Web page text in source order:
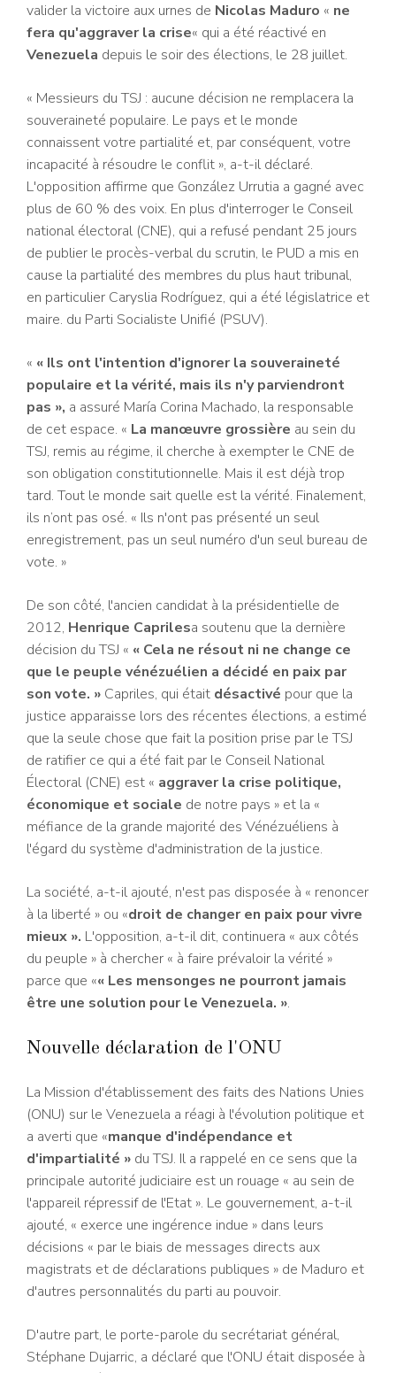
valider la victoire aux urnes de Nicolas Maduro « ne
fera qu'aggraver la crise« qui a été réactivé en
Venezuela depuis le soir des élections, le 28 juillet.
« Messieurs du TSJ : aucune décision ne remplacera la
souveraineté populaire. Le pays et le monde
connaissent votre partialité et, par conséquent, votre
incapacité à résoudre le conflit », a-t-il déclaré.
L'opposition affirme que González Urrutia a gagné avec
plus de 60 % des voix. En plus d'interroger le Conseil
national électoral (CNE), qui a refusé pendant 25 jours
de publier le procès-verbal du scrutin, le PUD a mis en
cause la partialité des membres du plus haut tribunal,
en particulier Caryslia Rodríguez, qui a été législatrice et
maire. du Parti Socialiste Unifié (PSUV).
« « Ils ont l'intention d'ignorer la souveraineté
populaire et la vérité, mais ils n'y parviendront
pas », a assuré María Corina Machado, la responsable
de cet espace. « La manœuvre grossière au sein du
TSJ, remis au régime, il cherche à exempter le CNE de
son obligation constitutionnelle. Mais il est déjà trop
tard. Tout le monde sait quelle est la vérité. Finalement,
ils n’ont pas osé. « Ils n'ont pas présenté un seul
enregistrement, pas un seul numéro d'un seul bureau de
vote. »
De son côté, l'ancien candidat à la présidentielle de
2012, Henrique Caprilesa soutenu que la dernière
décision du TSJ « « Cela ne résout ni ne change ce
que le peuple vénézuélien a décidé en paix par
son vote. » Capriles, qui était désactivé pour que la
justice apparaisse lors des récentes élections, a estimé
que la seule chose que fait la position prise par le TSJ
de ratifier ce qui a été fait par le Conseil National
Électoral (CNE) est « aggraver la crise politique,
économique et sociale de notre pays » et la «
méfiance de la grande majorité des Vénézuéliens à
l'égard du système d'administration de la justice.
La société, a-t-il ajouté, n'est pas disposée à « renoncer
à la liberté » ou «droit de changer en paix pour vivre
mieux ». L'opposition, a-t-il dit, continuera « aux côtés
du peuple » à chercher « à faire prévaloir la vérité »
parce que «« Les mensonges ne pourront jamais
être une solution pour le Venezuela. ».
Nouvelle déclaration de l'ONU
La Mission d'établissement des faits des Nations Unies
(ONU) sur le Venezuela a réagi à l'évolution politique et
a averti que «manque d'indépendance et
d'impartialité » du TSJ. Il a rappelé en ce sens que la
principale autorité judiciaire est un rouage « au sein de
l'appareil répressif de l'Etat ». Le gouvernement, a-t-il
ajouté, « exerce une ingérence indue » dans leurs
décisions « par le biais de messages directs aux
magistrats et de déclarations publiques » de Maduro et
d'autres personnalités du parti au pouvoir.
D'autre part, le porte-parole du secrétariat général,
Stéphane Dujarric, a déclaré que l'ONU était disposée à